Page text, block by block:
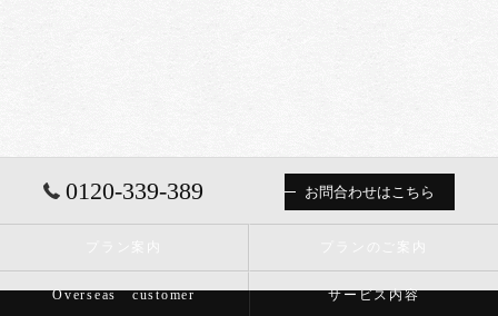
0120-339-389 お問合わせはこちら
Overseas customer サービス内容